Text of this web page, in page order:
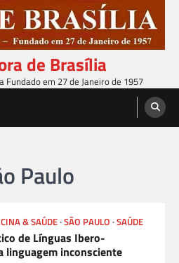
de Brasília
Fundado em 27 de Janeiro de 1957
Paulo
& SAÚDE SÃO PAULO SAÚDE
de Línguas Ibero-
linguagem inconsciente